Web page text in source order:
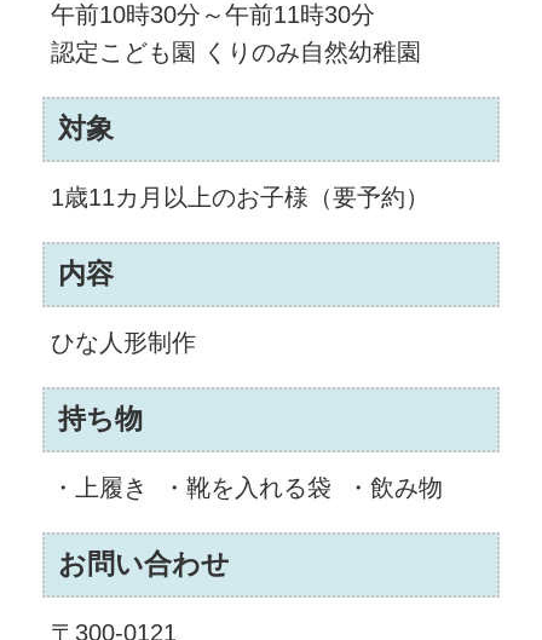
午前10時30分～午前11時30分
認定こども園 くりのみ自然幼稚園
対象
1歳11カ月以上のお子様（要予約）
内容
ひな人形制作
持ち物
・上履き ・靴を入れる袋 ・飲み物
お問い合わせ
〒300-0121